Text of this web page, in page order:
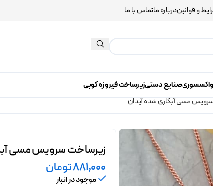
و قوانیندرباره ماتماس با ما
اکسسوریصنایع دستیزیرساخت فیروزه کوبی
مسی آبکاری شده آیدان
زیرساخت سرویس مسی
881,000تومان
موجود در انبار